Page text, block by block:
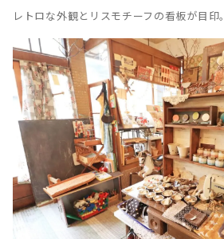
レトロな外観とリスモチーフの看板が目印。